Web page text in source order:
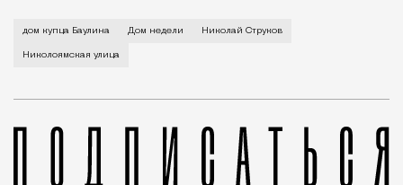
Храм Николы на Ямах в Рогожской ямской
дом купца Баулина Дом недели Николай Струков
Николоямская улица